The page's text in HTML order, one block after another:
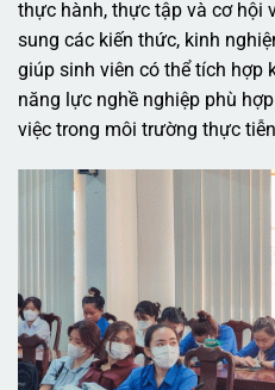
thực hành, thực tập và cơ hội
sung các kiến thức, kinh
giúp sinh viên có thể tích hợp
năng lực nghề nghiệp phù
việc trong môi trường thực